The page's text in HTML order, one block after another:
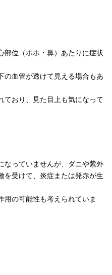
部位（ホホ・鼻）あたりに症状
の血管が透けて見える場合もあ
ており、見た目上も気になって
なっていませんが、ダニや紫外
を受けて、炎症または発赤が生
用の可能性も考えられていま